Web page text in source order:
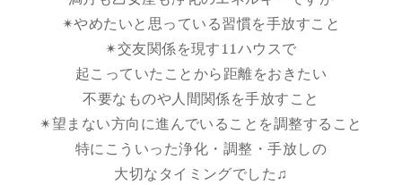
✴︎やめたいと思っている習慣を手放すこと
✴︎交友関係を現す11ハウスで
起こっていたことから距離をおきたい
不要なものや人間関係を手放すこと
✴︎望まない方向に進んでいることを調整すること
特にこういった浄化・調整・手放しの
大切なタイミングでした♫